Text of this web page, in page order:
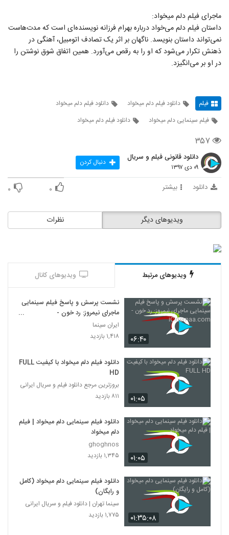
ماجرای فیلم دلم میخواد:
داستان فیلم دلم می‌خواد درباره بهرام فرزانه نویسنده‌ای است که مدت‌هاست
نمی‌تواند داستان بنویسد. ناگهان بر اثر یک تصادف اتومبیل، آهنگی در
ذهنش تکرار می‌شود که او را به رقص می‌آورد. همین اتفاق شوق نوشتن را
در او بر می‌انگیزد.
فیلم دانلود فیلم دلم میخواد
دانلود فیلم دلم میخواد
فیلم سینمایی دلم میخواد
دانلود فیلم دلم میخواد
۳۵۷
دانلود قانونی فیلم و سریال
۰۹ دی ۱۳۹۷ دنبال کردن
دانلود بیشتر ۰ ۰
نظرات ویدیوهای دیگر
ویدیوهای مرتبط ویدیوهای کانال
۰۶:۴۰
نشست پرسش و پاسخ فیلم سینمایی
ماجرای نیمروز: رد خون -
iCinemaa.com
ایران سینما
۱,۴۱۸ بازدید
۰۱:۰۵
دانلود فیلم دلم میخواد با کیفیت FULL
HD
بروزترین مرجع دانلود فیلم و سریال ایرانی
۸۱۱ بازدید
۰۱:۰۵
دانلود فیلم سینمایی دلم میخواد | فیلم
دلم میخواد
ghoghnos
۱,۳۴۵ بازدید
۰۱:۳۵:۰۸
دانلود فیلم سینمایی دلم میخواد (کامل
و رایگان)
سینما تهران | دانلود فیلم و سریال ایرانی
۱,۷۷۵ بازدید